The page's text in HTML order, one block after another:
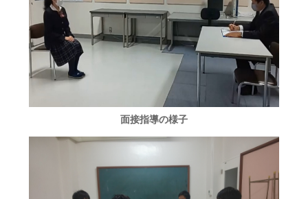
面接指導の様子